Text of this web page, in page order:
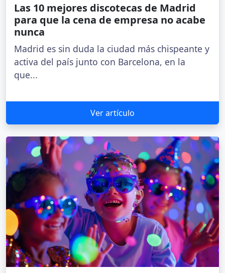
Las 10 mejores discotecas de Madrid
para que la cena de empresa no acabe
nunca
Madrid es sin duda la ciudad más chispeante y
activa del país junto con Barcelona, en la
que...
Ver artículo